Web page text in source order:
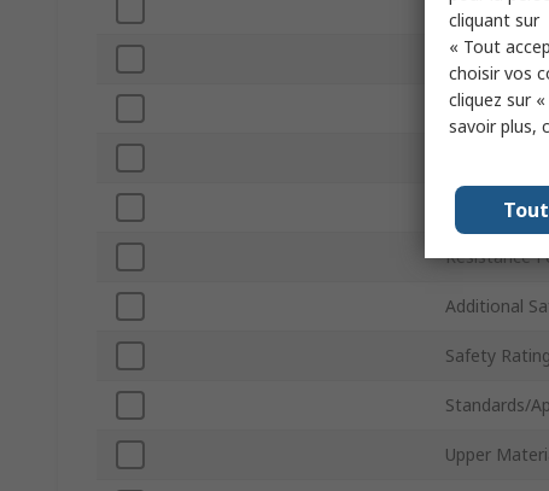
Colour
Safety Toe
Closure Type
Midsole
Resistance
Additional
Safety
Standards/
Upper
cliquant sur
« Tout
choisir vos
cliquez sur
savoir plus,